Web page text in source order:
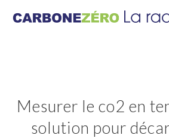
Mesurer le co2 en
solution pour